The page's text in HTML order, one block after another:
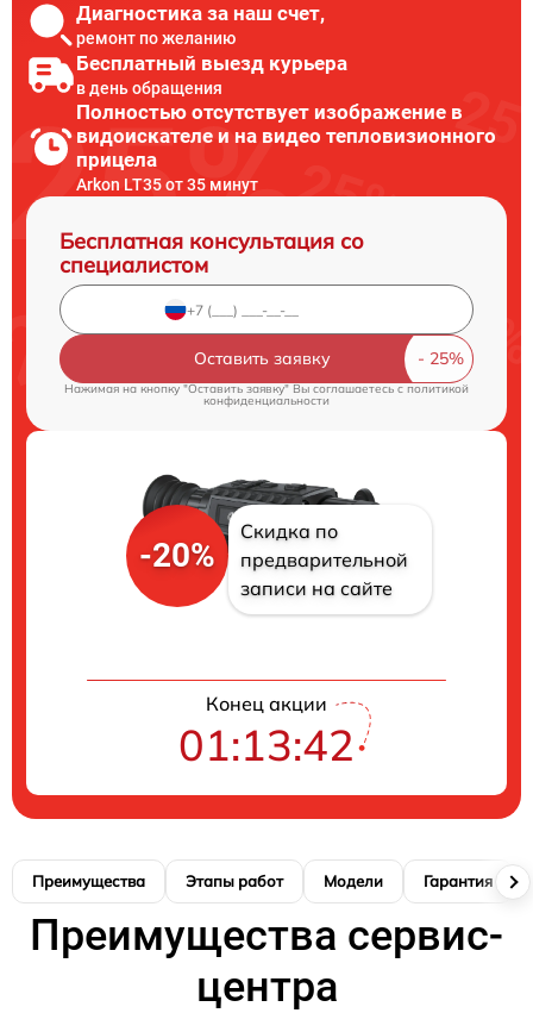
Диагностика за наш счет,
ремонт по желанию
Бесплатный выезд курьера
в день обращения
Полностью отсутствует изображение в
видоискателе и на видео тепловизионного
прицела
Arkon LT35 от 35 минут
Бесплатная консультация со
специалистом
Оставить заявку
Нажимая на кнопку "Оставить заявку" Вы соглашаетесь c политикой
конфиденциальности
-20%
Скидка по
предварительной
записи на сайте
Конец акции
01:13:41
Преимущества Этапы работ Модели Гарантия
Преимущества сервис-
центра